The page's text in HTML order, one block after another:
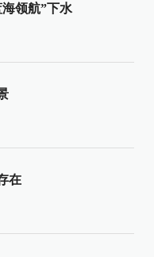
领航”下水
在